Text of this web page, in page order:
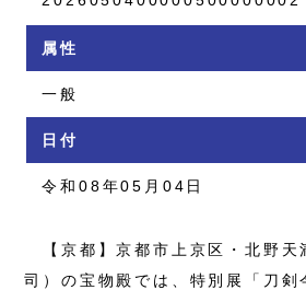
属性
一般
日付
令和08年05月04日
【京都】京都市上京区・北野天
司）の宝物殿では、特別展「刀